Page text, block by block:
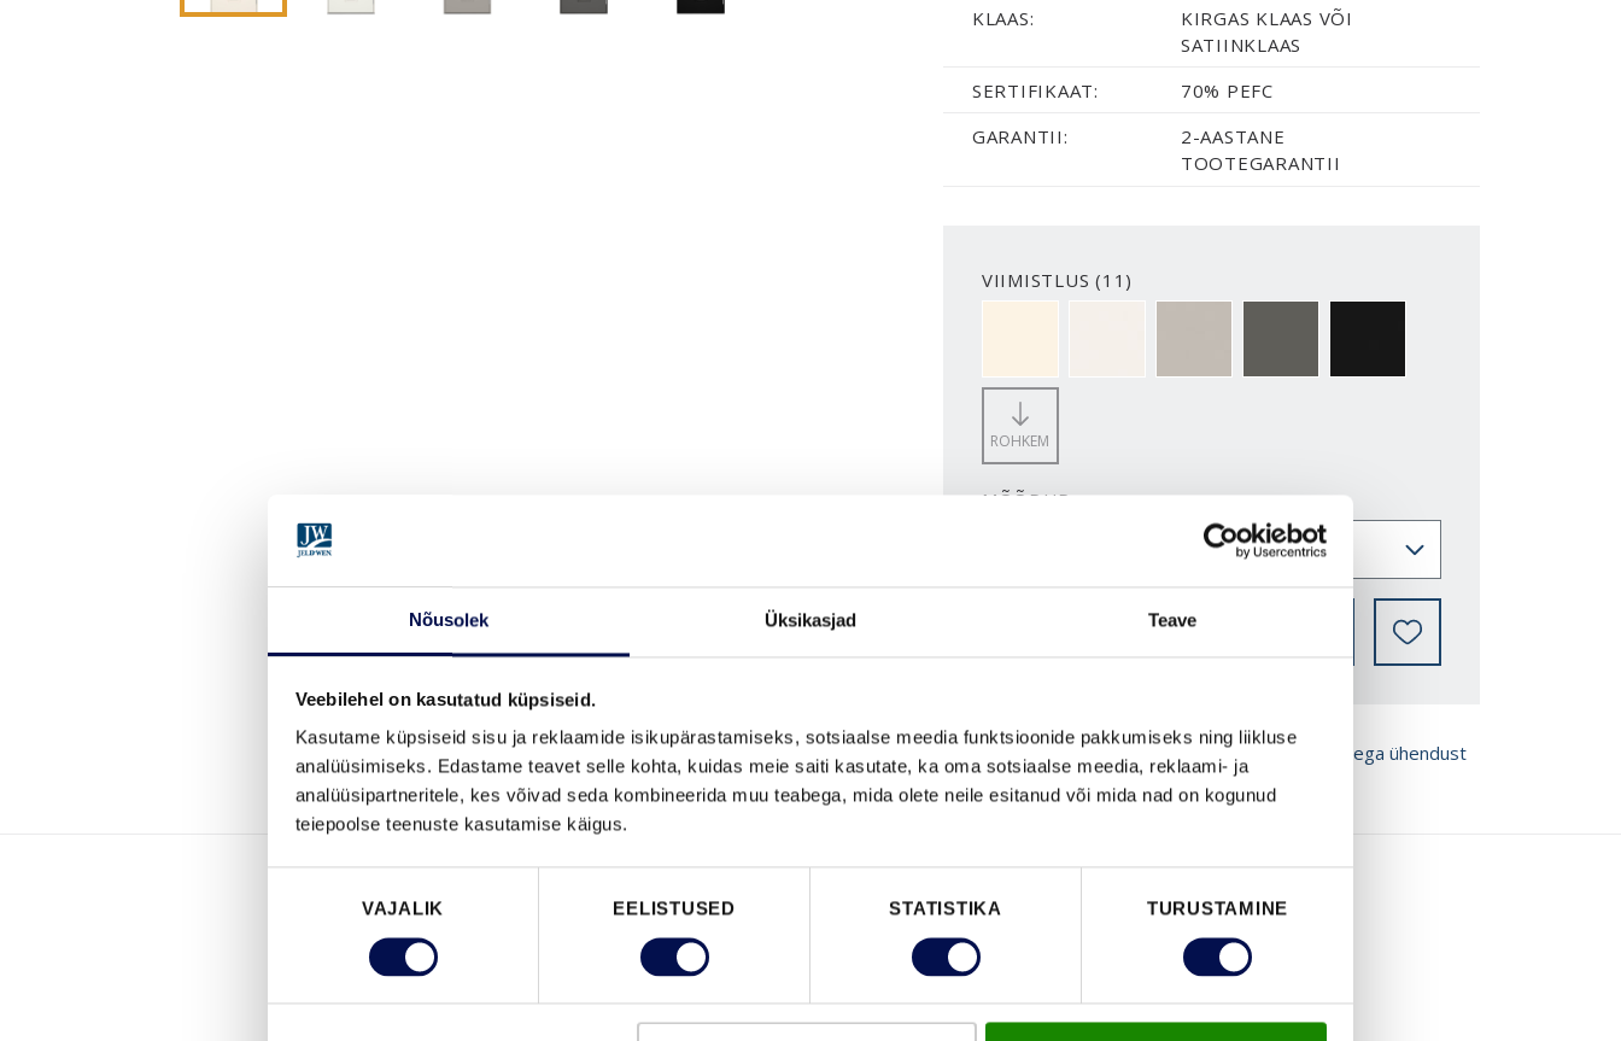
Nõusolek Üksikasjad Teave
Veebilehel on kasutatud küpsiseid.
Kasutame küpsiseid sisu ja reklaamide isikupärastamiseks, sotsiaalse meedia funktsioonide pakkumiseks ning liikluse
analüüsimiseks. Edastame teavet selle kohta, kuidas meie saiti kasutate, ka oma sotsiaalse meedia, reklaami- ja
analüüsipartneritele, kes võivad seda kombineerida muu teabega, mida olete neile esitanud või mida nad on kogunud
teiepoolse teenuste kasutamise käigus.
VAJALIK EELISTUSED STATISTIKA TURUSTAMINE
KLAAS:
KIRGAS KLAAS VÕI
SATIINKLAAS
SERTIFIKAAT:
70% PEFC
GARANTII:
2-AASTANE
TOOTEGARANTII
VIIMISTLUS (11)
ROHKEM
MÕÕDUD
LEIA EDASIMÜÜJA
VAATA BROŠÜÜRE Võta meiega ühendust